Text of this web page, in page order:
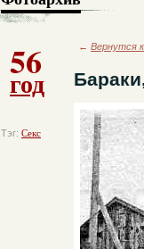
56
год
Тэг: Секс
← Вернутся